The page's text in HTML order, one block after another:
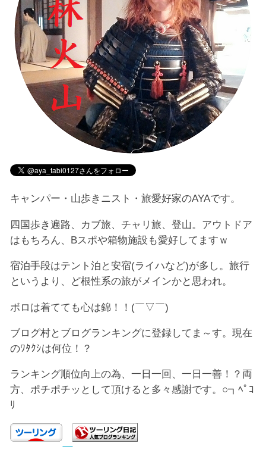
キャンパー・山歩きニスト・旅愛好家のAYAです。
四国歩き遍路、カブ旅、チャリ旅、登山。アウトドア
はもちろん、Bスポや箱物施設も愛好してますｗ
宿泊手段はテント泊と安宿(ライハなど)が多し。旅行
というより、ど根性系の旅がメインかと思われ。
ボロは着てても心は錦！！(￣▽￣)
ブログ村とブログランキングに登録してま～す。現在
のﾜﾀｸｼは何位！？
ランキング順位向上の為、一日一回、一日一善！？両
方、ポチポチッとして頂けると多々感謝です。○┓ﾍﾟｺ
ﾘ